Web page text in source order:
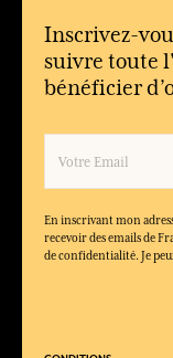
Inscrivez-
suivre toute
bénéficier
En inscrivant mon
recevoir des emails de
de confidentialité. Je